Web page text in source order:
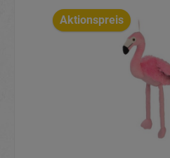
Aktionspreis